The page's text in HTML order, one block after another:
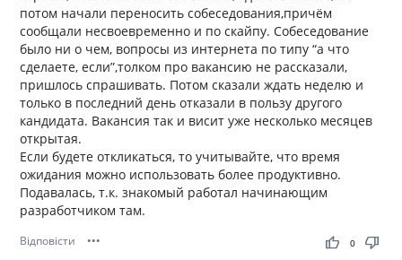
потом начали переносить собеседования,причём
сообщали несвоевременно и по скайпу. Собеседование
было ни о чем, вопросы из интернета по типу “а что
сделаете, если”,толком про вакансию не рассказали,
пришлось спрашивать. Потом сказали ждать неделю и
только в последний день отказали в пользу другого
кандидата. Вакансия так и висит уже несколько месяцев
открытая.
Если будете откликаться, то учитывайте, что время
ожидания можно использовать более продуктивно.
Подавалась, т.к. знакомый работал начинающим
разработчиком там.
Відповісти ••• thumb_up thumb_down
0